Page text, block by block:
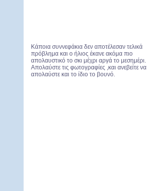
Κάποια συννεφάκια δεν αποτέλεσαν τελικά
πρόβλημα και ο ήλιος έκανε ακόμα πιο
απολαυστικό το σκι μέχρι αργά το μεσημέρι.
Απολαύστε τις φωτογραφίες ,και ανεβείτε να
απολαύστε και το ίδιο το βουνό.